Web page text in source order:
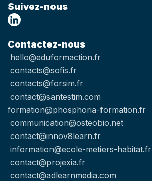
Suivez-nous
Contactez-nous
hello@eduformaction.fr
contacts@sofis.fr
contacts@forsim.fr
contact@santestim.com
formation@phosphoria-formation.fr
communication@osteobio.net
contact@innov8learn.fr
information@ecole-metiers-habitat.fr
contact@projexia.fr
contact@adlearnmedia.com